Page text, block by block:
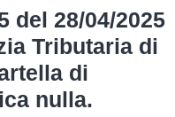
del 28/04/2025
Tributaria di
di
nulla.